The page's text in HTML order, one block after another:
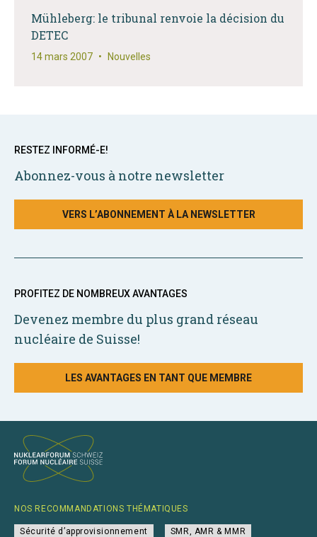
Mühleberg: le tribunal renvoie la décision du
DETEC
14 mars 2007 • Nouvelles
RESTEZ INFORMÉ-E!
Abonnez-vous à notre newsletter
VERS L’ABONNEMENT À LA NEWSLETTER
PROFITEZ DE NOMBREUX AVANTAGES
Devenez membre du plus grand réseau
nucléaire de Suisse!
LES AVANTAGES EN TANT QUE MEMBRE
NOS RECOMMANDATIONS THÉMATIQUES
Sécurité d’approvisionnement SMR, AMR & MMR